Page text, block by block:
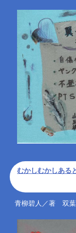
むかしむかしある
青柳碧人／著 双